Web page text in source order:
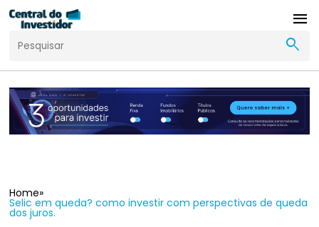
menu
search
Home»
Selic em queda? como investir com perspectivas de queda
dos juros.